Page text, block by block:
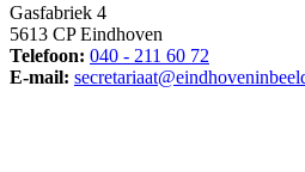
Gasfabriek 4
5613 CP Eindhoven
Telefoon: 040 - 211 60 72
E-mail: